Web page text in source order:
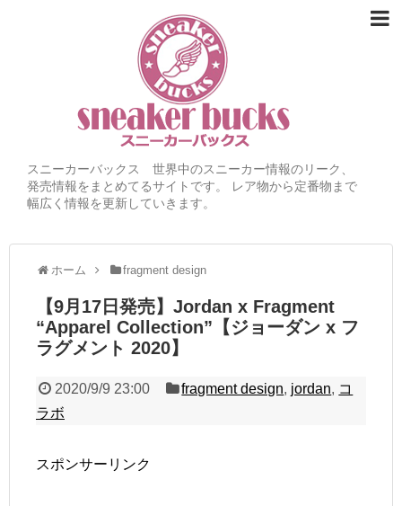
スニーカーバックス 世界中のスニーカー情報のリーク、
発売情報をまとめてるサイトです。 レア物から定番物まで
幅広く情報を更新していきます。
ホーム fragment design
【9月17日発売】Jordan x Fragment
“Apparel Collection”【ジョーダン x フ
ラグメント 2020】
2020/9/9 23:00 fragment design, jordan, コ
ラボ
スポンサーリンク